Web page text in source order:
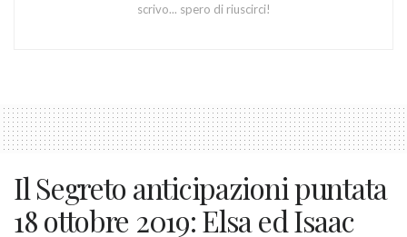
scrivo... spero di riuscirci!
Il Segreto anticipazioni puntata
18 ottobre 2019: Elsa ed Isaac